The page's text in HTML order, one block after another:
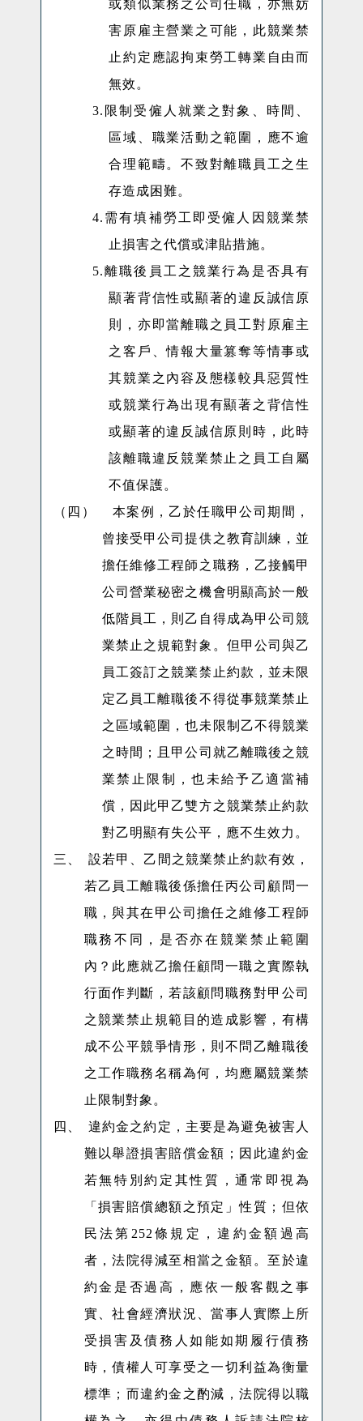
或類似業務之公司任職，亦無妨
害原雇主營業之可能，此競業禁
止約定應認拘束勞工轉業自由而
無效。
3. 限制受僱人就業之對象、時間、
區域、職業活動之範圍，應不逾
合理範疇。不致對離職員工之生
存造成困難。
4. 需有填補勞工即受僱人因競業禁
止損害之代償或津貼措施。
5.離職後員工之競業行為是否具有
顯著背信性或顯著的違反誠信原
則，亦即當離職之員工對原雇主
之客戶、情報大量篡奪等情事或
其競業之內容及態樣較具惡質性
或競業行為出現有顯著之背信性
或顯著的違反誠信原則時，此時
該離職違反競業禁止之員工自屬
不值保護。
（四）
本案例，乙於任職甲公司期間，
曾接受甲公司提供之教育訓練，並
擔任維修工程師之職務，乙接觸甲
公司營業秘密之機會明顯高於一般
低階員工，則乙自得成為甲公司競
業禁止之規範對象。但甲公司與乙
員工簽訂之競業禁止約款，並未限
定乙員工離職後不得從事競業禁止
之區域範圍，也未限制乙不得競業
之時間；且甲公司就乙離職後之競
業禁止限制，也未給予乙適當補
償，因此甲乙雙方之競業禁止約款
對乙明顯有失公平，應不生效力。
三、
設若甲、乙間之競業禁止約款有效，
若乙員工離職後係擔任丙公司顧問一
職，與其在甲公司擔任之維修工程師
職務不同，是否亦在競業禁止範圍
內？此應就乙擔任顧問一職之實際執
行面作判斷，若該顧問職務對甲公司
之競業禁止規範目的造成影響，有構
成不公平競爭情形，則不問乙離職後
之工作職務名稱為何，均應屬競業禁
止限制對象。
四、
違約金之約定，主要是為避免被害人
難以舉證損害賠償金額；因此違約金
若無特別約定其性質，通常即視為
「損害賠償總額之預定」性質；但依
民法第 252 條規定，違約金額過高
者，法院得減至相當之金額。至於違
約金是否過高，應依一般客觀之事
實、社會經濟狀況、當事人實際上所
受損害及債務人如能如期履行債務
時，債權人可享受之一切利益為衡量
標準；而違約金之酌減，法院得以職